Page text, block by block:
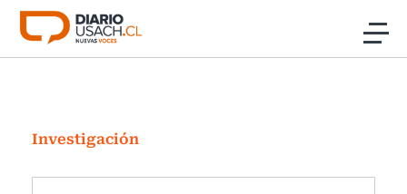
Click acá para ir directamente al contenido
Investigación
Cultura
Investigación